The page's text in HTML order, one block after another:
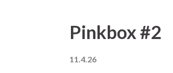
Pinkbox #2
11.4.26